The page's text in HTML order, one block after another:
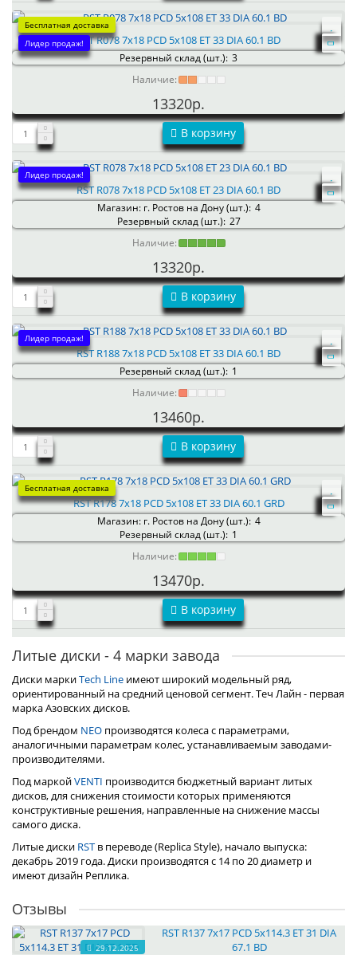
Бесплатная доставка
Лидер продаж!RST R078 7x18 PCD 5x108 ET 33 DIA 60.1 BD
Резервный склад (шт.): 3
Наличие:
13320р.
В корзину
Лидер продаж!
RST R078 7x18 PCD 5x108 ET 23 DIA 60.1 BD
Магазин: г. Ростов на Дону (шт.): 4
Резервный склад (шт.): 27
Наличие:
13320р.
В корзину
Лидер продаж!
RST R188 7x18 PCD 5x108 ET 33 DIA 60.1 BD
Резервный склад (шт.): 1
Наличие:
13460р.
В корзину
Бесплатная доставка
RST R178 7x18 PCD 5x108 ET 33 DIA 60.1 GRD
Магазин: г. Ростов на Дону (шт.): 4
Резервный склад (шт.): 1
Наличие:
13470р.
В корзину
Литые диски - 4 марки завода
Диски маркиTech Line имеют широкий модельный ряд,
ориентированный на средний ценовой сегмент. Теч Лайн - первая
марка Азовских дисков.
Под брендом NEO производятся колеса с параметрами,
аналогичными параметрам колес, устанавливаемым заводами-
производителями.
Под маркойVENTI производится бюджетный вариант литых
дисков, для снижения стоимости которых применяются
конструктивные решения, направленные на снижение массы
самого диска.
Литые диски RST в переводе (Replica Style), начало выпуска:
декабрь 2019 года. Диски производятся с 14 по 20 диаметр и
имеют дизайн Реплика.
Отзывы
29.12.2025
RST R137 7x17 PCD 5x114.3 ET 31 DIA
67.1 BD